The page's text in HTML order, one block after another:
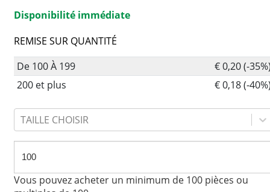
Disponibilité immédiate
REMISE SUR QUANTITÉ
De 100 À 199
€ 0,20 (-
200 et plus
€ 0,18 (-
TAILLE CHOISIR
Vous pouvez acheter un minimum de 100 pièces ou